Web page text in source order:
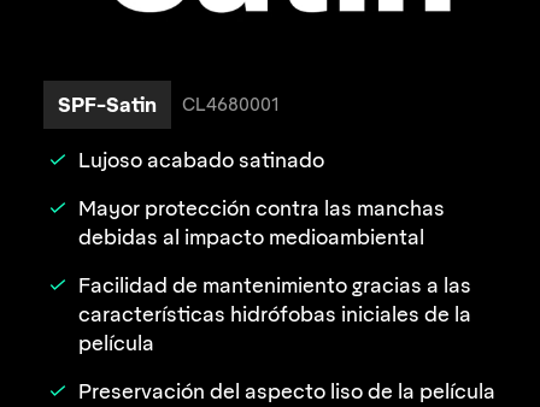
SPF-Satin CL4680001
Lujoso acabado satinado
Mayor protección contra las manchas
debidas al impacto medioambiental
Facilidad de mantenimiento gracias a las
características hidrófobas iniciales de la
película
Preservación del aspecto liso de la película